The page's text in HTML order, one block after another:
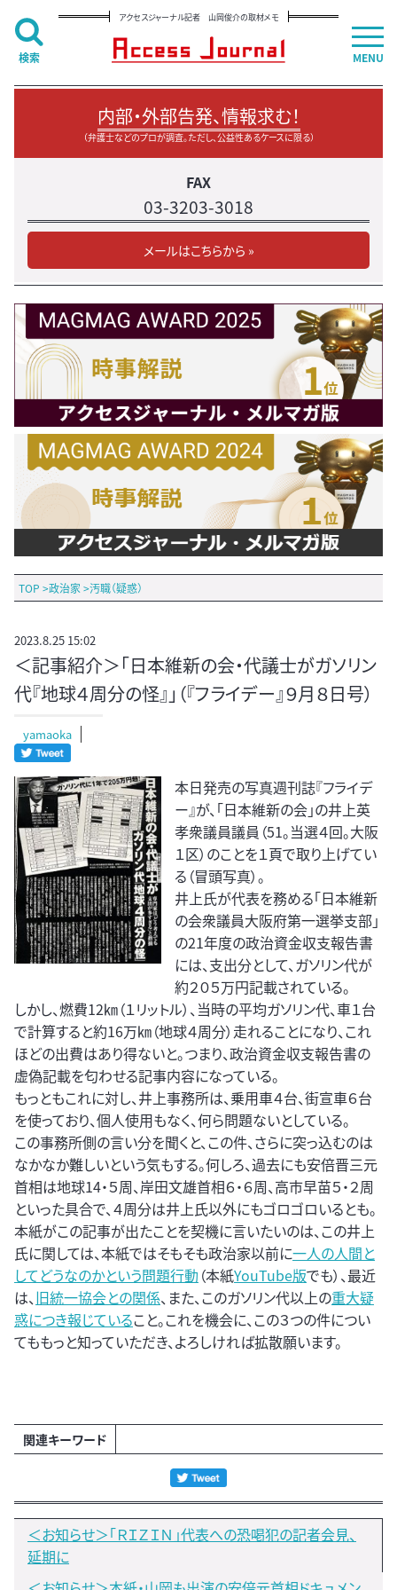
アクセスジャーナル記者 山岡俊介の取材メモ
内部・外部告発、情報求む！
（弁護士などのプロが調査。ただし、公益性あるケースに限る）
FAX
03-3203-3018
メールはこちらから »
TOP >政治家 >汚職（疑惑）
2023.8.25 15:02
＜記事紹介＞「日本維新の会・代議士がガソリン
代『地球４周分の怪』」（『フライデー』９月８日号）
yamaoka
本日発売の写真週刊誌『フライデ
ー』が、「日本維新の会」の井上英
孝衆議員議員（51。当選４回。大阪
１区）のことを１頁で取り上げてい
る（冒頭写真）。
井上氏が代表を務める「日本維新
の会衆議員大阪府第一選挙支部」
の21年度の政治資金収支報告書
には、支出分として、ガソリン代が
約２０５万円記載されている。
しかし、燃費12㎞（１リットル）、当時の平均ガソリン代、車１台
で計算すると約16万㎞（地球４周分）走れることになり、これ
ほどの出費はあり得ないと。つまり、政治資金収支報告書の
虚偽記載を匂わせる記事内容になっている。
もっともこれに対し、井上事務所は、乗用車４台、街宣車６台
を使っており、個人使用もなく、何ら問題ないとしている。
この事務所側の言い分を聞くと、この件、さらに突っ込むのは
なかなか難しいという気もする。何しろ、過去にも安倍晋三元
首相は地球14・５周、岸田文雄首相６・６周、高市早苗５・２周
といった具合で、４周分は井上氏以外にもゴロゴロいるとも。
本紙がこの記事が出たことを契機に言いたいのは、この井上
氏に関しては、本紙ではそもそも政治家以前に一人の人間と
してどうなのかという問題行動 （本紙YouTube版でも）、最近
は、旧統一協会との関係、また、このガソリン代以上の重大疑
惑につき報じていること。これを機会に、この３つの件につい
てももっと知っていただき、よろしければ拡散願います。
関連キーワード
＜お知らせ＞「ＲＩＺＩＮ」代表への恐喝犯の記者会見、
延期に
MENU
検索